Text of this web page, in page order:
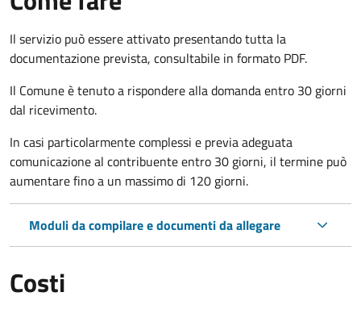
Il servizio può essere attivato presentando tutta la
documentazione prevista, consultabile in formato PDF.
Il Comune è tenuto a rispondere alla domanda entro 30 giorni
dal ricevimento.
In casi particolarmente complessi e previa adeguata
comunicazione al contribuente entro 30 giorni, il termine può
aumentare fino a un massimo di 120 giorni.
Moduli da compilare e documenti da allegare
Costi